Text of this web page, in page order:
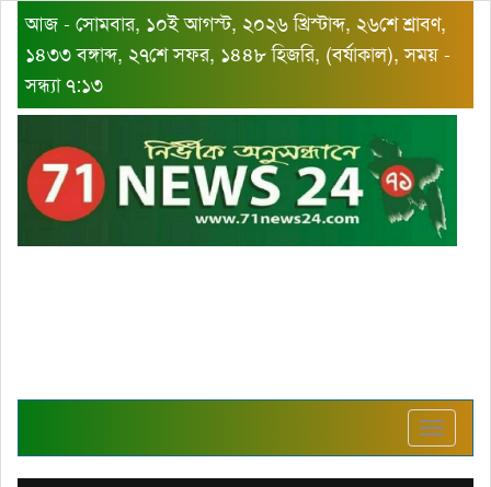
আজ - সোমবার, ১০ই আগস্ট, ২০২৬ খ্রিস্টাব্দ, ২৬শে শ্রাবণ,
১৪৩৩ বঙ্গাব্দ, ২৭শে সফর, ১৪৪৮ হিজরি, (বর্ষাকাল), সময় -
সন্ধ্যা ৭:১৩
Toggle